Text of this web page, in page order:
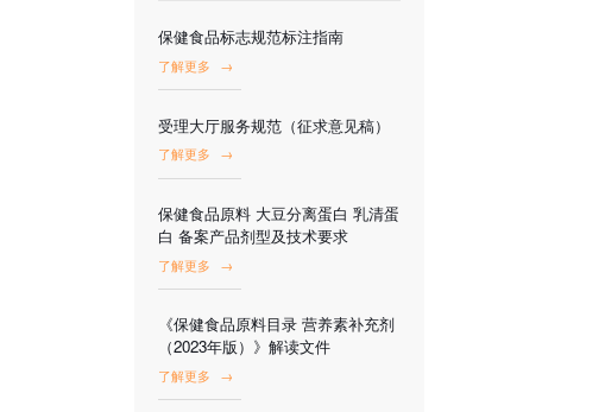
保健食品标志规范标注指南
了解更多 →
受理大厅服务规范（征求意见稿）
了解更多 →
保健食品原料 大豆分离蛋白 乳清蛋
白 备案产品剂型及技术要求
了解更多 →
《保健食品原料目录 营养素补充剂
（2023年版）》解读文件
了解更多 →